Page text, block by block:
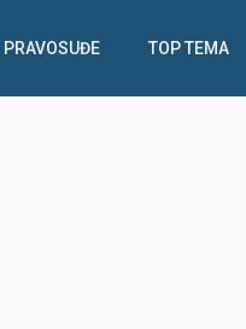
PRAVOSUĐE TOP TEMA